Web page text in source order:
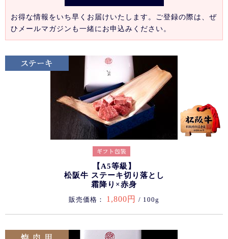
お得な情報をいち早くお届けいたします。ご登録の際は、ぜ
ひメールマガジンも一緒にお申込みください。
【A5等級】
松阪牛 ステーキ切り落とし
霜降り×赤身
販売価格： 1,800円 / 100g